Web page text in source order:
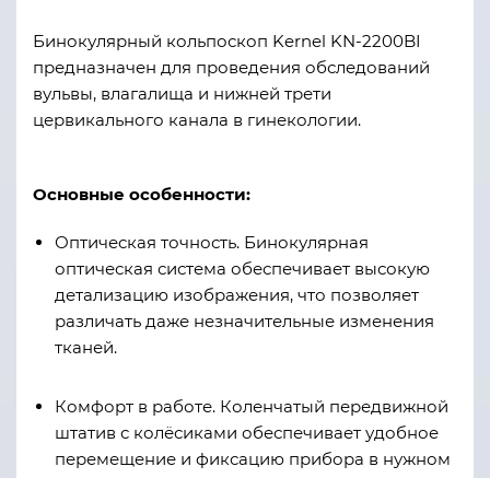
Бинокулярный кольпоскоп Kernel KN-2200BI
предназначен для проведения обследований
вульвы, влагалища и нижней трети
цервикального канала в гинекологии.
Основные особенности:
Оптическая точность. Бинокулярная
оптическая система обеспечивает высокую
детализацию изображения, что позволяет
различать даже незначительные изменения
тканей.
Комфорт в работе. Коленчатый передвижной
штатив с колёсиками обеспечивает удобное
перемещение и фиксацию прибора в нужном